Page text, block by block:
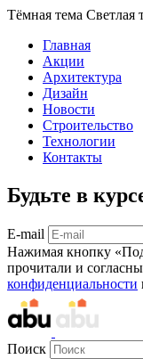
Тёмная тема Светлая
Главная
Акции
Архитектура
Дизайн
Новости
Строительство
Технологии
Контакты
Будьте в
E-mail
Нажимая кнопку
прочитали и
конфиденциальности
Поиск